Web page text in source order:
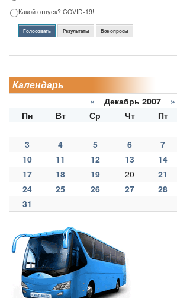
Какой отпуск? COVID-19!
Голосовать Результаты Все опросы
Календарь
« Декабрь 2007 »
Пн
Вт Ср Чт Пт
3
4 5 6 7
10
11 12 13 14
17
18 19 20 21
24
25 26 27 28
31